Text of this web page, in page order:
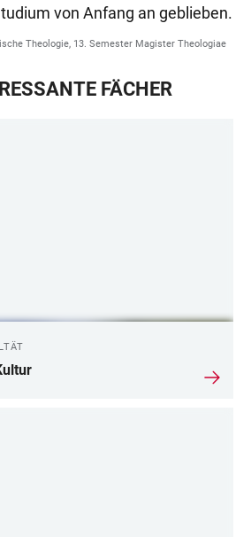
von Anfang an geblieben.
Theologie, 13. Semester Magister Theologiae
FÄCHER